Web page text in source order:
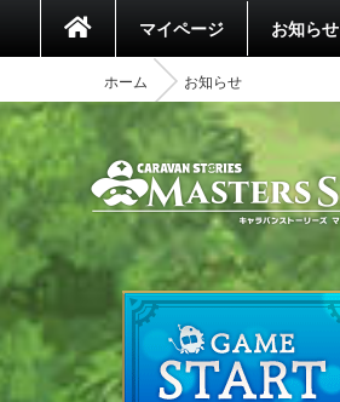
マイページ お知らせ
ホーム お知らせ